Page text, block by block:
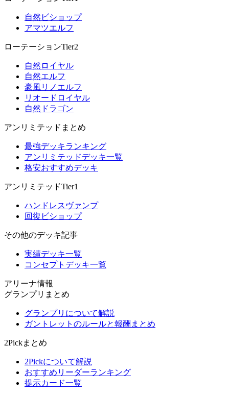
自然ビショップ
アマツエルフ
ローテーションTier2
自然ロイヤル
自然エルフ
豪風リノエルフ
リオードロイヤル
自然ドラゴン
アンリミテッドまとめ
最強デッキランキング
アンリミテッドデッキ一覧
格安おすすめデッキ
アンリミテッドTier1
ハンドレスヴァンプ
回復ビショップ
その他のデッキ記事
実績デッキ一覧
コンセプトデッキ一覧
アリーナ情報
グランプリまとめ
グランプリについて解説
ガントレットのルールと報酬まとめ
2Pickまとめ
2Pickについて解説
おすすめリーダーランキング
提示カード一覧